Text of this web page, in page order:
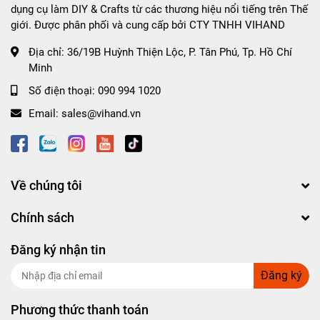
dụng cụ làm DIY & Crafts từ các thương hiệu nổi tiếng trên Thế
giới. Được phân phối và cung cấp bởi CTY TNHH VIHAND
Địa chỉ: 36/19B Huỳnh Thiện Lộc, P. Tân Phú, Tp. Hồ Chí
Minh
Số điện thoại: 090 994 1020
Email: sales@vihand.vn
Về chúng tôi
Chính sách
Đăng ký nhận tin
Đăng ký
Phương thức thanh toán